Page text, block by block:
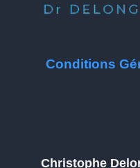
Conditions
Christophe